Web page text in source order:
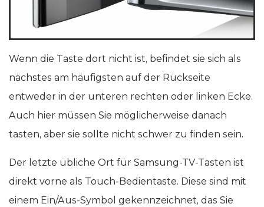
Wenn die Taste dort nicht ist, befindet sie sich als
nächstes am häufigsten auf der Rückseite
entweder in der unteren rechten oder linken Ecke.
Auch hier müssen Sie möglicherweise danach
tasten, aber sie sollte nicht schwer zu finden sein.
Der letzte übliche Ort für Samsung-TV-Tasten ist
direkt vorne als Touch-Bedientaste. Diese sind mit
einem Ein/Aus-Symbol gekennzeichnet, das Sie